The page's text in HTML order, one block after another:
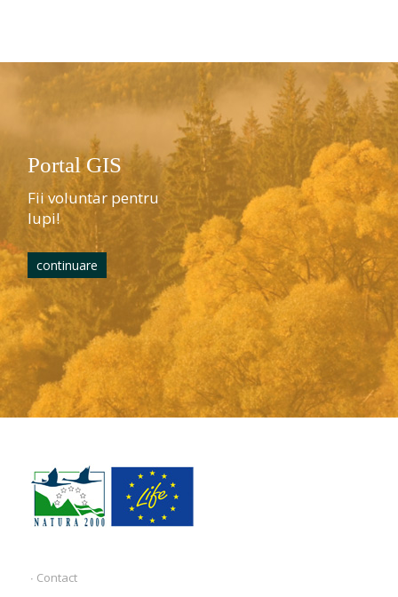
Portal GIS
Fii voluntar pentru
lupi!
continuare
∙ Contact